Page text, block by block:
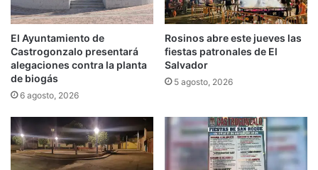
El Ayuntamiento de
Castrogonzalo presentará
alegaciones contra la planta
de biogás
6 agosto, 2026
Rosinos abre este jueves las
fiestas patronales de El
Salvador
5 agosto, 2026